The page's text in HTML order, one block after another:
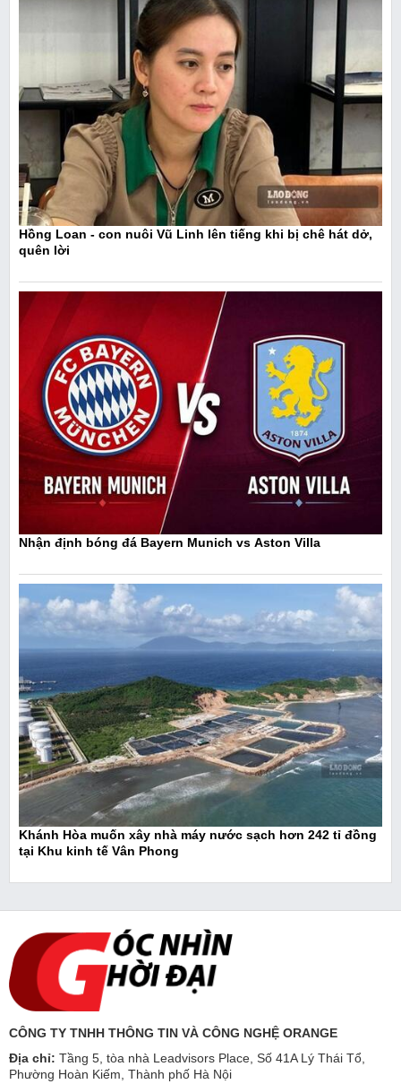
Hồng Loan - con nuôi Vũ Linh lên tiếng khi bị chê hát dở,
quên lời
Nhận định bóng đá Bayern Munich vs Aston Villa
Khánh Hòa muốn xây nhà máy nước sạch hơn 242 tỉ đồng
tại Khu kinh tế Vân Phong
CÔNG TY TNHH THÔNG TIN VÀ CÔNG NGHỆ ORANGE
Địa chỉ: Tầng 5, tòa nhà Leadvisors Place, Số 41A Lý Thái Tổ,
Phường Hoàn Kiếm, Thành phố Hà Nội